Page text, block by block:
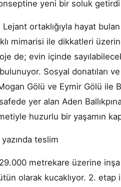
yeni bir soluk getirdi
Lejant ortaklığıyla hayat
mimarisi ile dikkatleri
de; evin içinde
Sosyal donatıları
Mogan Gölü ve Eymir Gölü
yer alan Aden
huzurlu bir yaşamın
teslim
metrekare üzerine
olarak kucaklıyor. 2.